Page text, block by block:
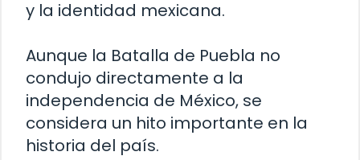
y la identidad mexicana.
Aunque la Batalla de Puebla no
condujo directamente a la
independencia de México, se
considera un hito importante en la
historia del país.